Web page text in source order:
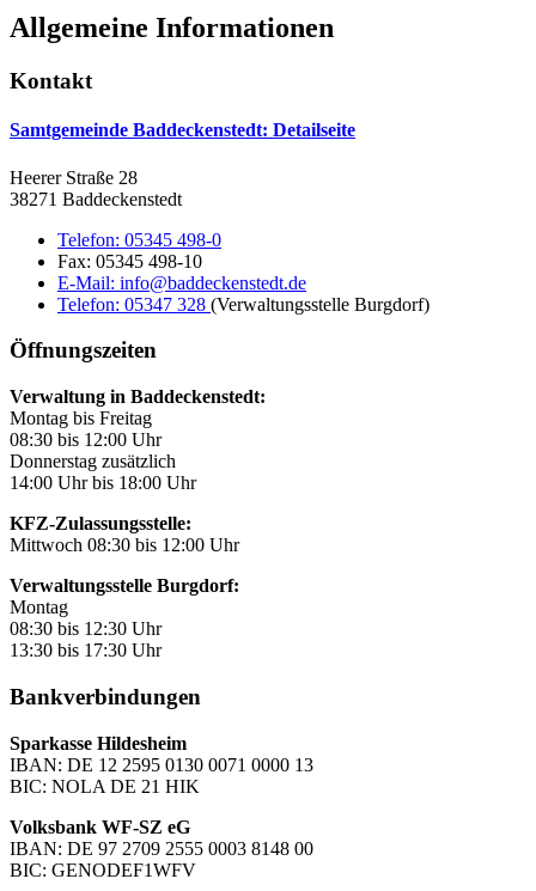
Allgemeine Informationen
Kontakt
Samtgemeinde Baddeckenstedt: Detailseite
Heerer Straße 28
38271 Baddeckenstedt
Telefon: 05345 498-0
Fax: 05345 498-10
E-Mail: info@baddeckenstedt.de
Telefon: 05347 328 (Verwaltungsstelle Burgdorf)
Öffnungszeiten
Verwaltung in Baddeckenstedt:
Montag bis Freitag
08:30 bis 12:00 Uhr
Donnerstag zusätzlich
14:00 Uhr bis 18:00 Uhr
KFZ-Zulassungsstelle:
Mittwoch 08:30 bis 12:00 Uhr
Verwaltungsstelle Burgdorf:
Montag
08:30 bis 12:30 Uhr
13:30 bis 17:30 Uhr
Bankverbindungen
Sparkasse Hildesheim
IBAN: DE 12 2595 0130 0071 0000 13
BIC: NOLA DE 21 HIK
Volksbank WF-SZ eG
IBAN: DE 97 2709 2555 0003 8148 00
BIC: GENODEF1WFV